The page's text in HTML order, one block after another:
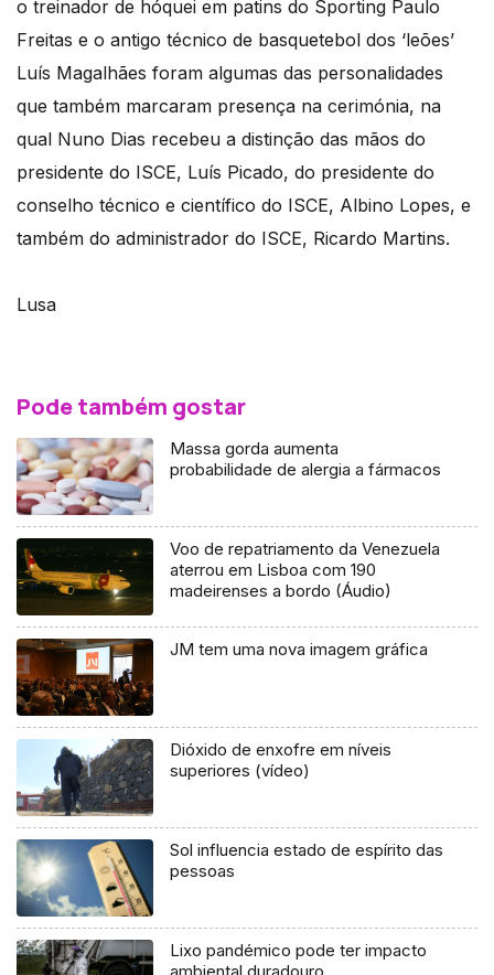
o treinador de hóquei em patins do Sporting Paulo
Freitas e o antigo técnico de basquetebol dos ‘leões’
Luís Magalhães foram algumas das personalidades
que também marcaram presença na cerimónia, na
qual Nuno Dias recebeu a distinção das mãos do
presidente do ISCE, Luís Picado, do presidente do
conselho técnico e científico do ISCE, Albino Lopes, e
também do administrador do ISCE, Ricardo Martins.
Lusa
Pode também gostar
Massa gorda aumenta
probabilidade de alergia a fármacos
Voo de repatriamento da Venezuela
aterrou em Lisboa com 190
madeirenses a bordo (Áudio)
JM tem uma nova imagem gráfica
Dióxido de enxofre em níveis
superiores (vídeo)
Sol influencia estado de espírito das
pessoas
Lixo pandémico pode ter impacto